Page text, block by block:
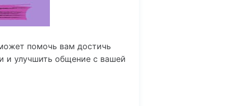
помочь вам достичь
и улучшить общение с вашей